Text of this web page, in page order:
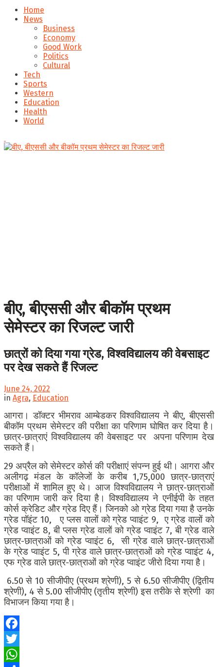
Home
News
Business
Economy
Good Work
Politics
Cultural
Tech
Sports
Western
Education
Health
World
बीए, बीएससी और बीकॉम प्रथम
सेमेस्टर का रिजल्ट जारी
छात्रों को दिया गया ग्रेड, विश्वविद्यालय की वेबसाइट
पर देख सकते हैं रिजल्ट
June 24, 2022
in Agra, Education
आगरा। डॉक्टर भीमराव आम्बेडकर विश्वविद्यालय ने बीए, बीएससी
बीकॉम प्रथम सेमेस्टर की परीक्षा का परिणाम घोषित कर दिया है।
छात्र-छात्राएं विश्वविद्यालय की वेबसाइट पर अपना परिणाम देख
सकते हैं।
29 अप्रैल को सेमेस्टर कोर्स की परीक्षाएं संपन्न हुई थी। आगरा और
अलीगढ़ मंडल के कॉलेजों के करीब 1,75,000 छात्र-छात्राएं
परीक्षाओं में शामिल हुए थे। आज विश्वविद्यालय ने छात्र-छात्राओं
का परिणाम जारी कर दिया है। विश्वविद्यालय ने एनीईपी के तहत
कोर्स क्रेडिट और ग्रेड दिए हैं। जिनको ओ ग्रेड दिया गया है उनके
ग्रेड पॉइंट 10, ए प्लस वालों को ग्रेड प्वाइंट 9, ए ग्रेड वालों को
ग्रेड प्वाइंट 8, बी प्लस ग्रेड वालों को ग्रेड प्वाइंट 7, बी ग्रेड वाले
छात्र-छात्राओं को ग्रेड प्वाइंट 6, सी ग्रेड वाले छात्र-छात्राओं
के ग्रेड प्वाइंट 5, पी ग्रेड वाले छात्र-छात्राओं को ग्रेड प्वाइंट 4,
एफ ग्रेड वाले छात्र-छात्राओं को ग्रेड प्वाइंट जीरो दिया गया है।
6.50 से 10 सीजीपीए (प्रथम श्रेणी), 5 से 6.50 सीजीपीए (द्वितीय
श्रेणी), 4 से 5.00 सीजीपीए (तृतीय श्रेणी) इस तरीके से श्रेणी का
विभाजन किया गया है।
Facebook
Twitter